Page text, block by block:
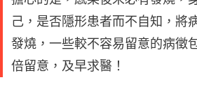
己，是否隱形患者而不自知，將
發燒，一些較不容易留意的病徵
倍留意，及早求醫！